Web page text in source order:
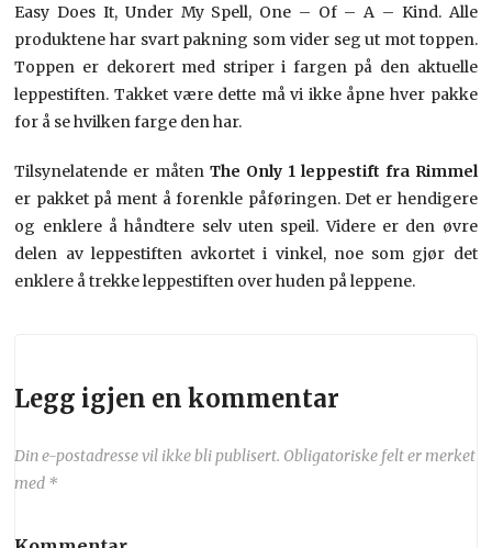
Easy Does It, Under My Spell, One – Of – A – Kind. Alle
produktene har svart pakning som vider seg ut mot toppen.
Toppen er dekorert med striper i fargen på den aktuelle
leppestiften. Takket være dette må vi ikke åpne hver pakke
for å se hvilken farge den har.
Tilsynelatende er måtenThe Only 1 leppestift fra Rimmel
er pakket på ment å forenkle påføringen. Det er hendigere
og enklere å håndtere selv uten speil. Videre er den øvre
delen av leppestiften avkortet i vinkel, noe som gjør det
enklere å trekke leppestiften over huden på leppene.
Legg igjen en kommentar
Din e-postadresse vil ikke bli publisert. Obligatoriske felt er merket
med *